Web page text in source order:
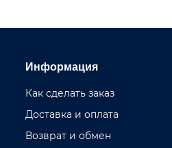
Информация
Как сделать заказ
Доставка и оплата
Возврат и обмен